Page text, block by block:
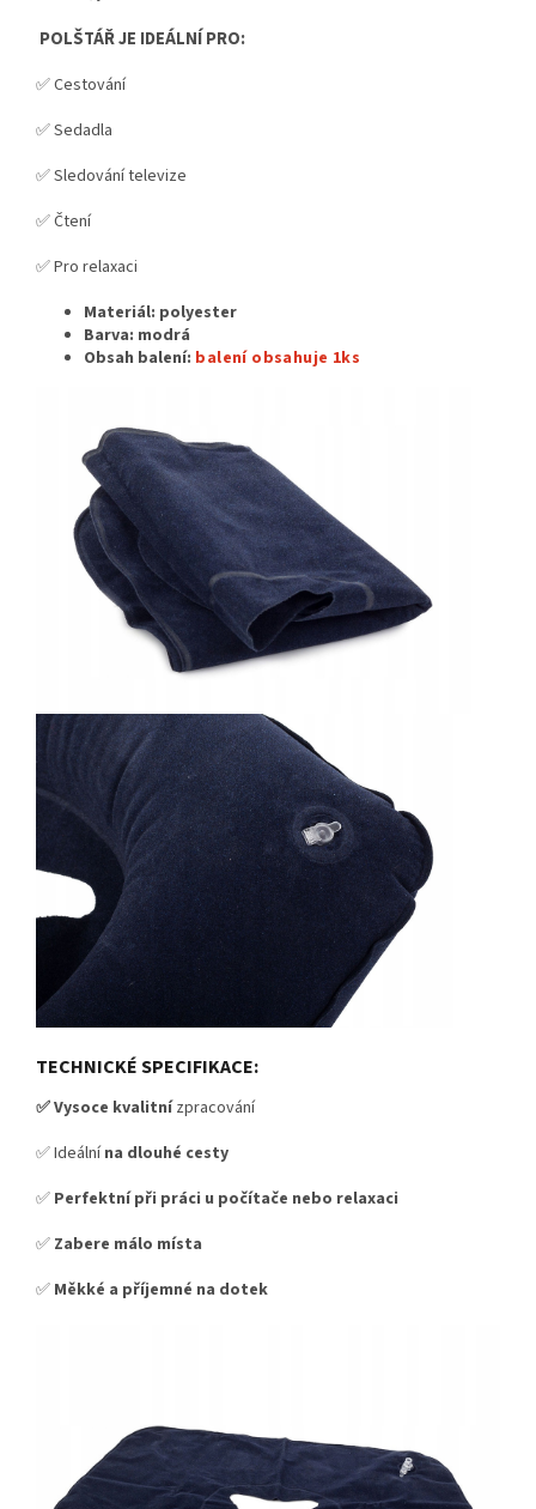
POLŠTÁŘ JE IDEÁLNÍ PRO:
✅ Cestování
✅ Sedadla
✅ Sledování televize
✅ Čtení
✅ Pro relaxaci
Materiál: polyester
Barva: modrá
Obsah balení: balení obsahuje 1ks
TECHNICKÉ SPECIFIKACE:
✅ Vysoce kvalitnízpracování
✅ Ideálnína dlouhé cesty
✅ Perfektní při práci u počítače nebo relaxaci
✅ Zabere málo místa
✅ Měkké a příjemné na dotek